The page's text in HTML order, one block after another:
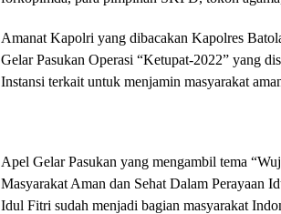
Amanat Kapolri yang dibacakan Kapolres
Gelar Pasukan Operasi “Ketupat-2022” yang
Instansi terkait untuk menjamin masyarakat
Apel Gelar Pasukan yang mengambil tema
Masyarakat Aman dan Sehat Dalam Perayaan
Idul Fitri sudah menjadi bagian masyarakat